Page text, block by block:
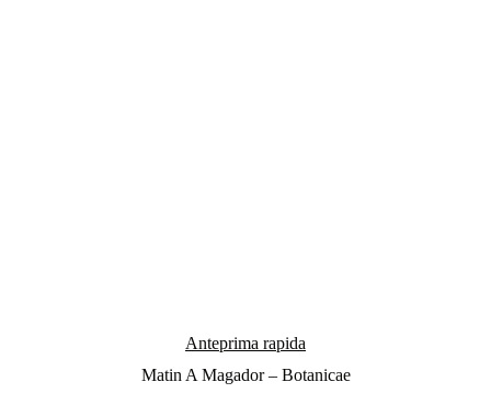
Anteprima rapida
Matin A Magador – Botanicae